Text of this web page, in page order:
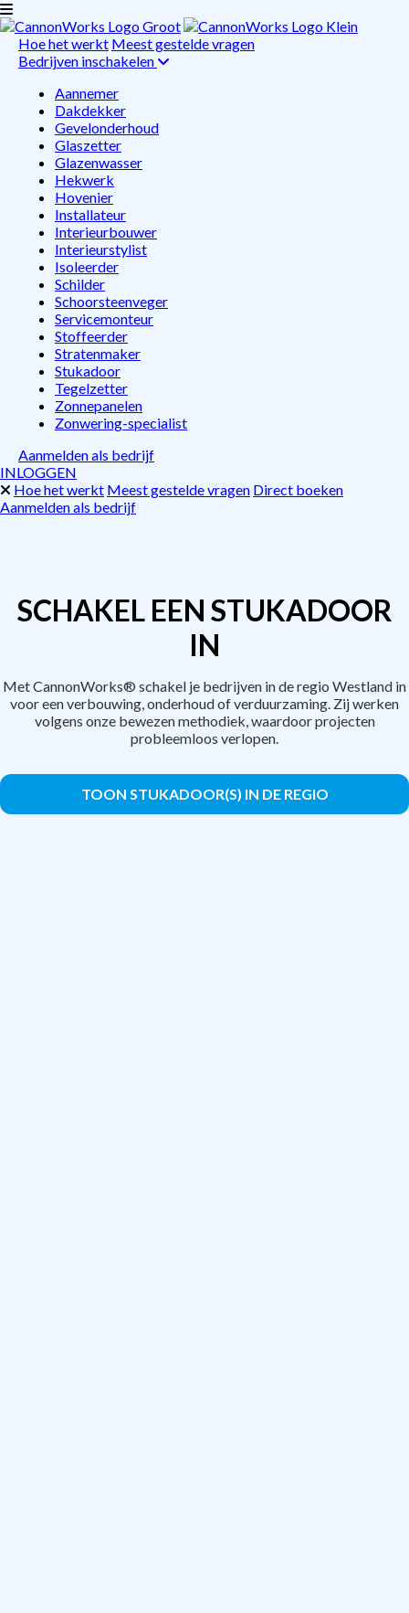
Hoe het werkt Meest gestelde vragen
Bedrijven inschakelen
Aannemer
Dakdekker
Gevelonderhoud
Glaszetter
Glazenwasser
Hekwerk
Hovenier
Installateur
Interieurbouwer
Interieurstylist
Isoleerder
Schilder
Schoorsteenveger
Servicemonteur
Stoffeerder
Stratenmaker
Stukadoor
Tegelzetter
Zonnepanelen
Zonwering-specialist
Aanmelden als bedrijf
INLOGGEN
Hoe het werkt Meest gestelde vragen Direct boeken
Aanmelden als bedrijf
SCHAKEL EEN STUKADOOR
IN
Met CannonWorks® schakel je bedrijven in de regio Westland in
voor een verbouwing, onderhoud of verduurzaming. Zij werken
volgens onze bewezen methodiek, waardoor projecten
probleemloos verlopen.
TOON STUKADOOR(S) IN DE REGIO